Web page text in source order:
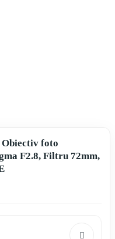
Obiectiv foto
F2.8, Filtru 72mm,